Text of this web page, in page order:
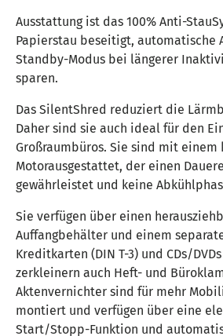
Ausstattung ist das 100% Anti-
Papierstau beseitigt, automatische
Standby-Modus bei längerer
sparen.
Das SilentShred reduziert die
Daher sind sie auch ideal für den
Großraumbüros. Sie sind mit einem
Motorausgestattet, der einen
gewährleistet und keine
Sie verfügen über einen
Auffangbehälter und einem
Kreditkarten (DIN T-3) und CDs/
zerkleinern auch Heft- und
Aktenvernichter sind für mehr
montiert und verfügen über eine
Start/Stopp-Funktion und